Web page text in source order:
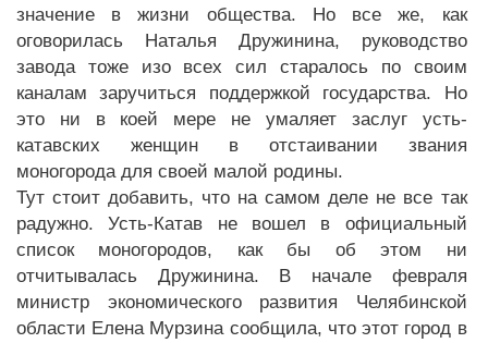
значение в жизни общества. Но все же, как
оговорилась Наталья Дружинина, руководство
завода тоже изо всех сил старалось по своим
каналам заручиться поддержкой государства. Но
это ни в коей мере не умаляет заслуг усть-
катавских женщин в отстаивании звания
моногорода для своей малой родины.
Тут стоит добавить, что на самом деле не все так
радужно. Усть-Катав не вошел в официальный
список моногородов, как бы об этом ни
отчитывалась Дружинина. В начале февраля
министр экономического развития Челябинской
области Елена Мурзина сообщила, что этот город в